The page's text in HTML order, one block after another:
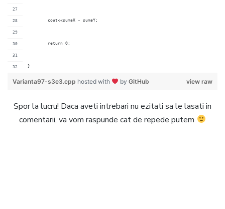
	cout<<sumaX - sumaY;
	return 0;
}
view raw
Varianta97-s3e3.cpp hosted with by GitHub
Spor la lucru! Daca aveti intrebari nu ezitati sa le lasati in
comentarii, va vom raspunde cat de repede putem